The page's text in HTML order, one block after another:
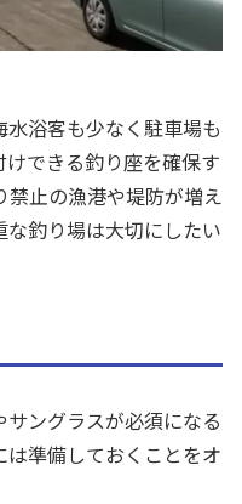
浴客も少なく駐車場も
できる釣り座を確保す
禁止の漁港や堤防が増え
釣り場は大切にしたい
ングラスが必須になる
準備しておくことをオ